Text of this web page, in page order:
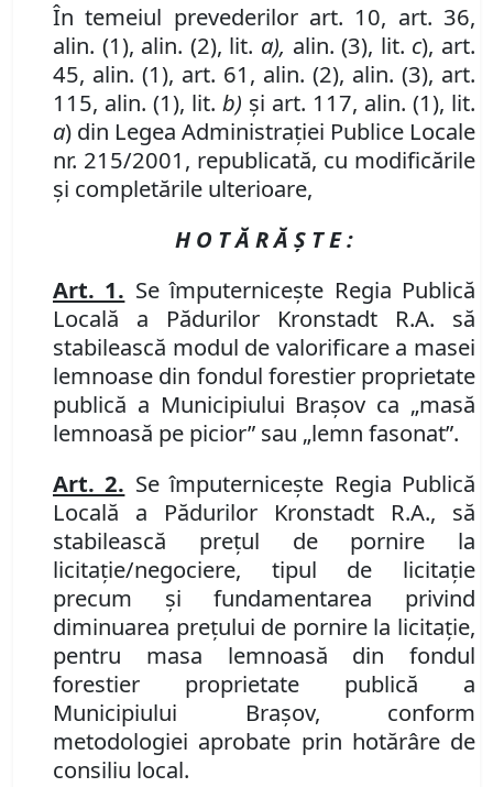
În temeiul prevederilor art. 10, art. 36,
alin. (1), alin. (2), lit. a), alin. (3), lit. c), art.
45, alin. (1), art. 61, alin. (2), alin. (3), art.
115, alin. (1), lit. b) şi art. 117, alin. (1), lit.
a) din Legea Administraţiei Publice Locale
nr. 215/2001, republicată, cu modificările
şi completările ulterioare,
H O T Ă R Ă Ş T E :
Art. 1. Se împuterniceşte Regia Publică
Locală a Pădurilor Kronstadt R.A. să
stabilească modul de valorificare a masei
lemnoase din fondul forestier proprietate
publică a Municipiului Braşov ca „masă
lemnoasă pe picior” sau „lemn fasonat”.
Art. 2. Se împuterniceşte Regia Publică
Locală a Pădurilor Kronstadt R.A., să
stabilească preţul de pornire la
licitaţie/negociere, tipul de licitaţie
precum şi fundamentarea privind
diminuarea preţului de pornire la licitaţie,
pentru masa lemnoasă din fondul
forestier proprietate publică a
Municipiului Braşov, conform
metodologiei aprobate prin hotărâre de
consiliu local.